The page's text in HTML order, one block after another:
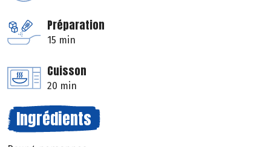
Préparation
15 min
Cuisson
20 min
Ingrédients